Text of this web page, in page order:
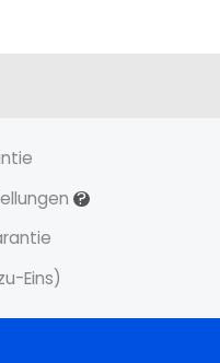
?
Eins)